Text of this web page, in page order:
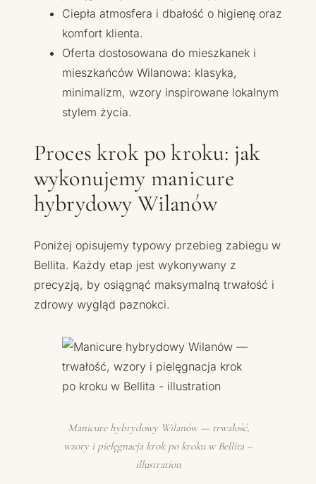
Ciepła atmosfera i dbałość o higienę oraz
komfort klienta.
Oferta dostosowana do mieszkanek i
mieszkańców Wilanowa: klasyka,
minimalizm, wzory inspirowane lokalnym
stylem życia.
Proces krok po kroku: jak
wykonujemy manicure
hybrydowy Wilanów
Poniżej opisujemy typowy przebieg zabiegu w
Bellita. Każdy etap jest wykonywany z
precyzją, by osiągnąć maksymalną trwałość i
zdrowy wygląd paznokci.
Manicure hybrydowy Wilanów — trwałość,
wzory i pielęgnacja krok po kroku w Bellita –
illustration